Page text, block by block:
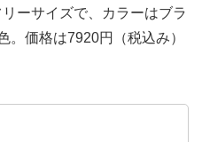
ーサイズで、カラーはブラ
。価格は7920円（税込み）